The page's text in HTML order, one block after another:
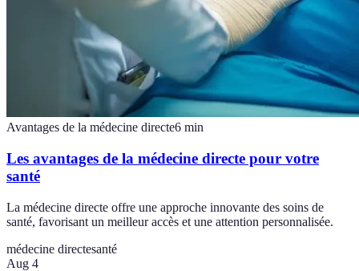
Avantages de la médecine directe6 min
Les avantages de la médecine directe pour votre
santé
La médecine directe offre une approche innovante des soins de
santé, favorisant un meilleur accès et une attention personnalisée.
médecine directesanté
Aug 4